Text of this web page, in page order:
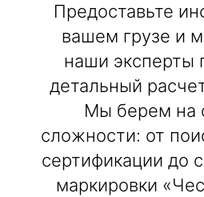
Предоставьте
вашем грузе и
наши эксперты
детальный
Мы берем на
сложности: от
сертификации до
маркировки